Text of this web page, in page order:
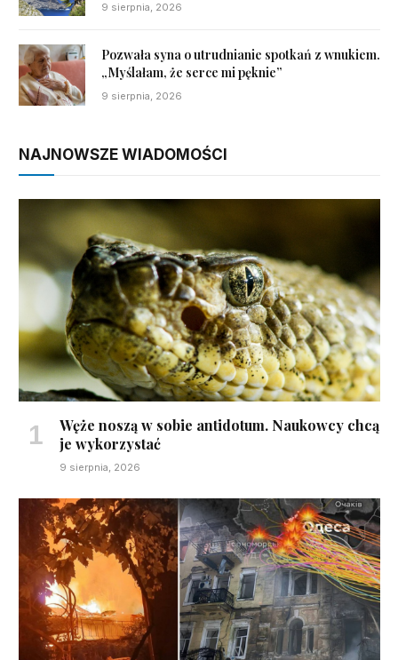
9 sierpnia, 2026
Pozwała syna o utrudnianie spotkań z wnukiem.
„Myślałam, że serce mi pęknie”
9 sierpnia, 2026
NAJNOWSZE WIADOMOŚCI
Węże noszą w sobie antidotum. Naukowcy chcą
je wykorzystać
9 sierpnia, 2026